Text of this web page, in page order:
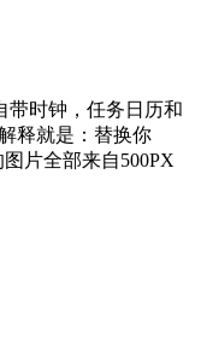
带时钟，任务日历和
释就是：替换你
片全部来自500PX